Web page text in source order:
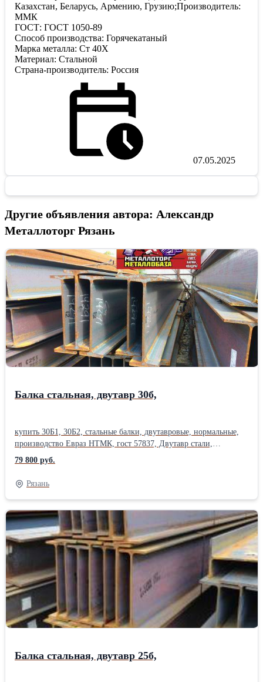
Казахстан, Беларусь, Армению, Грузию;Производитель:
ММК
ГОСТ: ГОСТ 1050-89
Способ производства: Горячекатаный
Марка металла: Ст 40Х
Материал: Стальной
Страна-производитель: Россия
07.05.2025
Другие объявления автора: Александр
Металлоторг Рязань
Балка стальная, двутавр 30б,
купить 30Б1, 30Б2, стальные балки, двутавровые, нормальные,
производство Евраз НТМК, гост 57837, Двутавр стали,
3сп,С255, 3пс , С245, низколегированная сталь ,09Г2С,
С345. Нормальные двутавры: балка 20Б, 25Б, 30Б, 35Б, 40Б, 45Б,
50Б, 55Б, 60Б, 70Б. Широкополочный двутавр: балка 20Ш, 25Ш,
30Ш, 35Ш, 40Ш, 45Ш, 50Ш, 60Ш, 70Ш, 80Ш, 90Ш, 100Ш.
Двутавр колонный: балка 20К, 25К, 30К, 35К, 40К .балка
монорельсовая: 24М, 30М, 36М, 45М. мерные балки, длина 12
метров, металлопрокат в наличии, Сертификаты на металл. Есть
склады в 38 городах России. Лист цена. Возможна доставка
по области. Также , всегда можно приобрести на металлобазе
металлторг: трубу круглую, труба профильная, квадратная,
прямоугольная. Лист стальной, круг, квадрат, полоса,поковка
.купить металлопрокат ,арматура а i, оцинковка, швеллер ,
уголок, шестигранник .Производитель: ЕВРАЗ НТМК ГОСТ:
ГОСТ 103-2008 Способ производства: Горячекатаный Марка
металла: Ст 3пс/сп Материал: Стальной Страна-производитель:
Россия
79 800 руб.
Рязань
Балка стальная, двутавр 25б,